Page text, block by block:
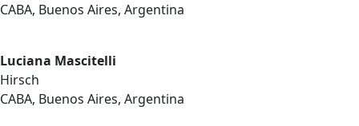
CABA, Buenos Aires, Argentina
Luciana Mascitelli
Hirsch
CABA, Buenos Aires, Argentina